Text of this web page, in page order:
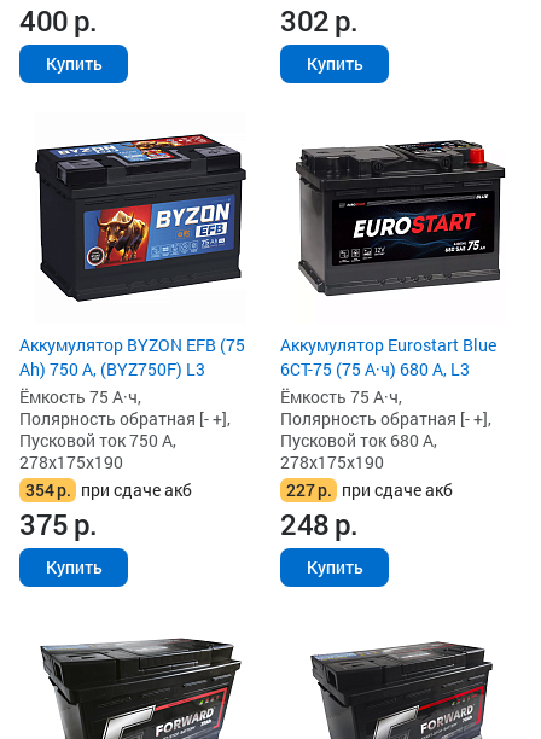
400р.
Купить
302р.
Купить
Аккумулятор BYZON EFB (75
Ah) 750 А, (BYZ750F) L3
Ёмкость 75 А·ч,
Полярность обратная [- +],
Пусковой ток 750 А,
278x175x190
354р. при сдаче акб
375р.
Купить
Аккумулятор Eurostart Blue
6CT-75 (75 А·ч) 680 А, L3
Ёмкость 75 А·ч,
Полярность обратная [- +],
Пусковой ток 680 А,
278x175x190
227р. при сдаче акб
248р.
Купить